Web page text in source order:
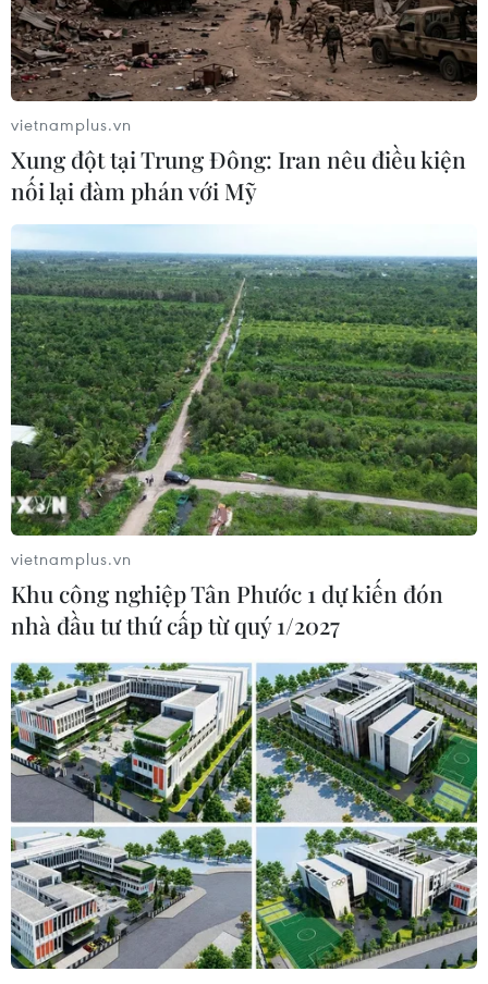
vietnamplus.vn
Xung đột tại Trung Đông: Iran nêu điều kiện
nối lại đàm phán với Mỹ
vietnamplus.vn
Khu công nghiệp Tân Phước 1 dự kiến đón
nhà đầu tư thứ cấp từ quý 1/2027